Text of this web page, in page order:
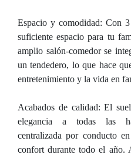
Espacio y comodidad: Con
suficiente espacio para tu
amplio salón-comedor se
un tendedero, lo que hace
entretenimiento y la vida en
Acabados de calidad: El
elegancia a todas las
centralizada por conducto
confort durante todo el año.